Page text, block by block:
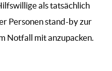
als tatsächlich
Personen stand-by zur
Notfall mit anzupacken.